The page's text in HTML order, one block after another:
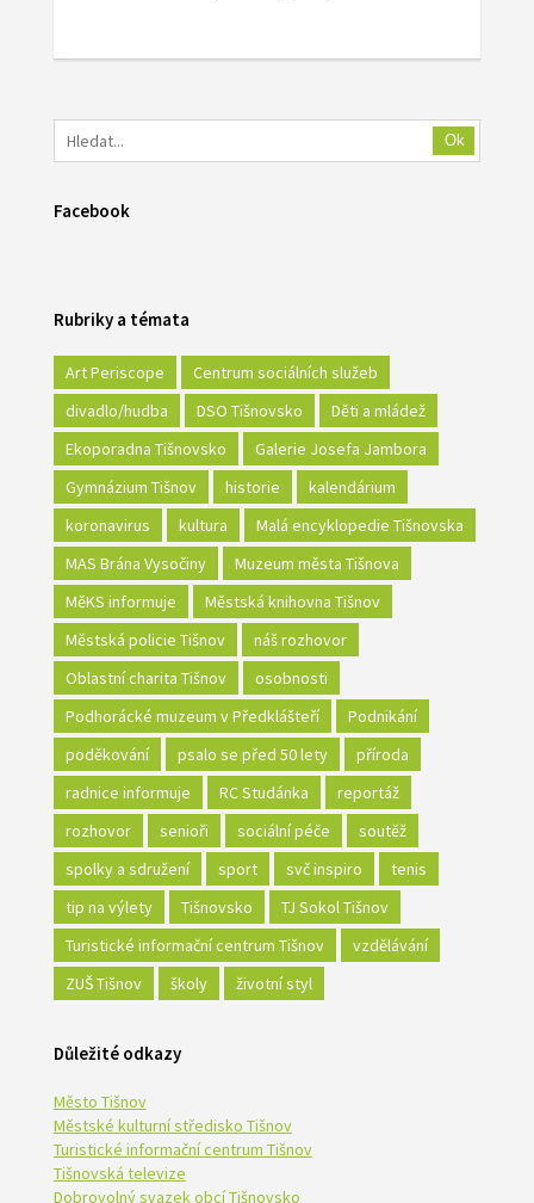
Ok
Facebook
Rubriky a témata
Art Periscope
Centrum sociálních služeb
divadlo/hudba
DSO Tišnovsko
Děti a mládež
Ekoporadna Tišnovsko
Galerie Josefa Jambora
Gymnázium Tišnov
historie
kalendárium
koronavirus
kultura
Malá encyklopedie Tišnovska
MAS Brána Vysočiny
Muzeum města Tišnova
MěKS informuje
Městská knihovna Tišnov
Městská policie Tišnov
náš rozhovor
Oblastní charita Tišnov
osobnosti
Podhorácké muzeum v Předklášteří
Podnikání
poděkování
psalo se před 50 lety
příroda
radnice informuje
RC Studánka
reportáž
rozhovor
senioři sociální péče
soutěž
spolky a sdružení
sport svč inspiro
tenis
tip na výlety
Tišnovsko
TJ Sokol Tišnov
Turistické informační centrum Tišnov
vzdělávání
ZUŠ Tišnov
školy životní styl
Důležité odkazy
Město Tišnov
Městské kulturní středisko Tišnov
Turistické informační centrum Tišnov
Tišnovská televize
Dobrovolný svazek obcí Tišnovsko